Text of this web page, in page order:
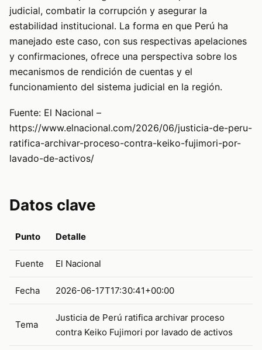
judicial, combatir la corrupción y asegurar la
estabilidad institucional. La forma en que Perú ha
manejado este caso, con sus respectivas apelaciones
y confirmaciones, ofrece una perspectiva sobre los
mecanismos de rendición de cuentas y el
funcionamiento del sistema judicial en la región.
Fuente: El Nacional –
https://www.elnacional.com/2026/06/justicia-de-peru-
ratifica-archivar-proceso-contra-keiko-fujimori-por-
lavado-de-activos/
Datos clave
Punto Detalle
Fuente El Nacional
Fecha 2026-06-17T17:30:41+00:00
Tema
Justicia de Perú ratifica archivar proceso
contra Keiko Fujimori por lavado de activos